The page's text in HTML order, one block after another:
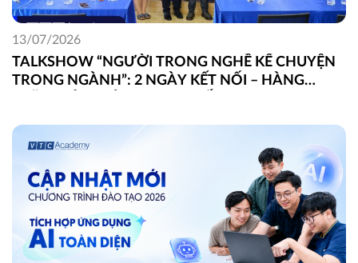
TALKSHOW “NGƯỜI TRONG NGHỀ KỂ CHUYỆN
TRONG NGÀNH”: 2 NGÀY KẾT NỐI – HÀNG
13/07/2026